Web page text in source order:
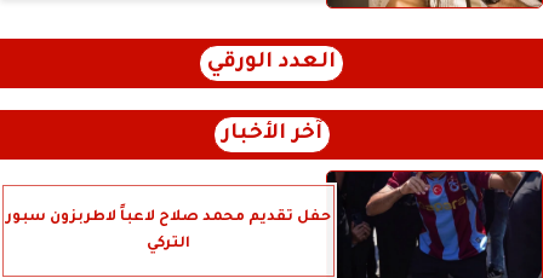
العدد الورقي
آخر الأخبار
حفل تقديم محمد صلاح لاعباً لاطربزون سبور
التركي